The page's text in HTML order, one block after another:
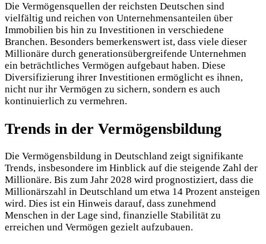
Die Vermögensquellen der reichsten Deutschen sind
vielfältig und reichen von Unternehmensanteilen über
Immobilien bis hin zu Investitionen in verschiedene
Branchen. Besonders bemerkenswert ist, dass viele dieser
Millionäre durch generationsübergreifende Unternehmen
ein beträchtliches Vermögen aufgebaut haben. Diese
Diversifizierung ihrer Investitionen ermöglicht es ihnen,
nicht nur ihr Vermögen zu sichern, sondern es auch
kontinuierlich zu vermehren.
Trends in der Vermögensbildung
Die Vermögensbildung in Deutschland zeigt signifikante
Trends, insbesondere im Hinblick auf die steigende Zahl der
Millionäre. Bis zum Jahr 2028 wird prognostiziert, dass die
Millionärszahl in Deutschland um etwa 14 Prozent ansteigen
wird. Dies ist ein Hinweis darauf, dass zunehmend
Menschen in der Lage sind, finanzielle Stabilität zu
erreichen und Vermögen gezielt aufzubauen.